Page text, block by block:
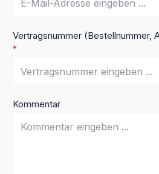
Vertragsnummer (Bestellnummer,
*
Kommentar